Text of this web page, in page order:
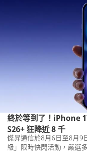
終於等到了！iPhone
S26+ 狂降近 8 千
傑昇通信於8月6日至8月9
級」限時快閃活動，嚴選